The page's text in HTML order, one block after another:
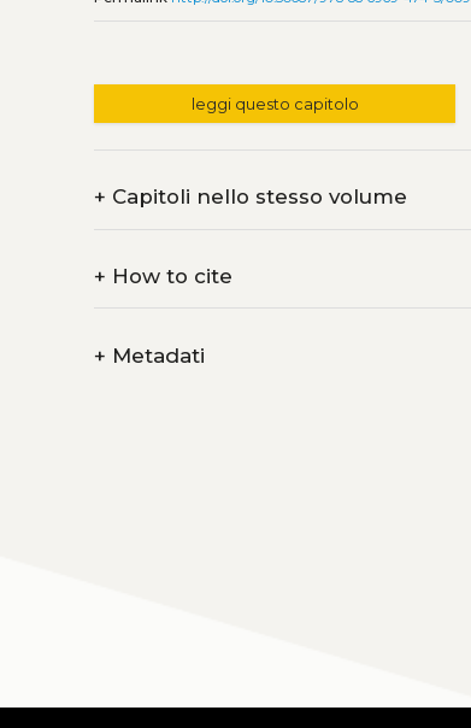
leggi questo capitolo
+ Capitoli nello stesso volume
+ How to cite
+ Metadati